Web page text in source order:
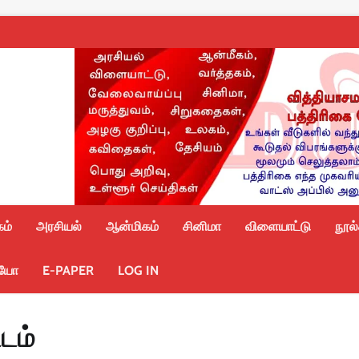
அரசியல் ஆன்மிகம் சினிமா விளையாட்டு
E-PAPER LOG IN